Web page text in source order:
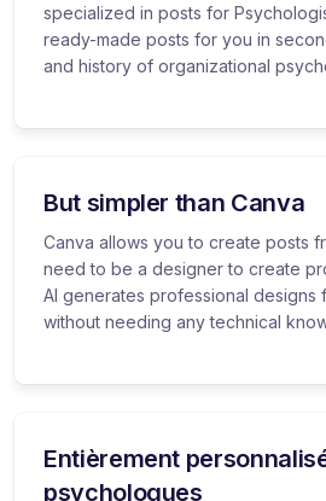
specialized in posts for
ready-made posts for you in
and history of organizational
But simpler than Canva
Canva allows you to create posts
need to be a designer to create
AI generates professional designs
without needing any technical
Entièrement
psychologues